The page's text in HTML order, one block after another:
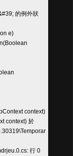
的例外狀
e)
context)
context) 於
行 0